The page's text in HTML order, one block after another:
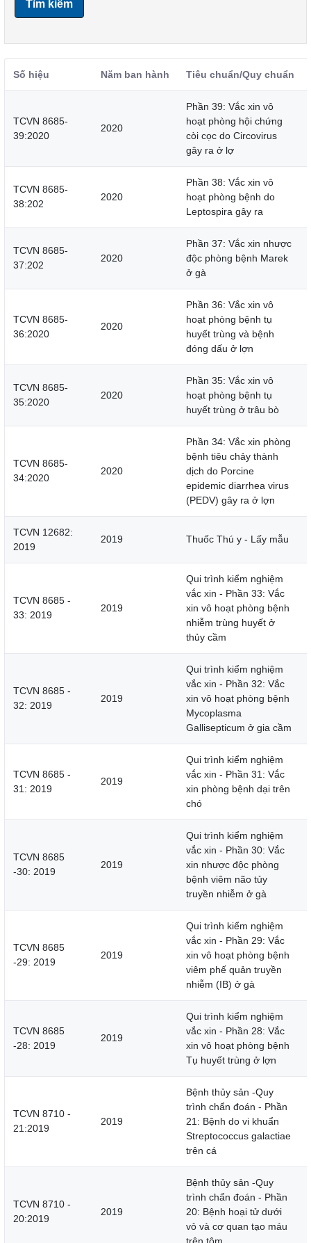
Tìm kiếm
Số hiệu Năm ban hành Tiêu chuẩn/Quy chuẩn
TCVN 8685-
39:2020
2020
Phần 39: Vắc xin vô
hoạt phòng hội chứng
còi cọc do Circovirus
gây ra ở lợ
TCVN 8685-
38:202
2020
Phần 38: Vắc xin vô
hoạt phòng bệnh do
Leptospira gây ra
TCVN 8685-
37:202
2020
Phần 37: Vắc xin nhược
độc phòng bệnh Marek
ở gà
TCVN 8685-
36:2020
2020
Phần 36: Vắc xin vô
hoạt phòng bệnh tụ
huyết trùng và bệnh
đóng dấu ở lợn
TCVN 8685-
35:2020
2020
Phần 35: Vắc xin vô
hoạt phòng bệnh tụ
huyết trùng ở trâu bò
TCVN 8685-
34:2020
2020
Phần 34: Vắc xin phòng
bệnh tiêu chảy thành
dịch do Porcine
epidemic diarrhea virus
(PEDV) gây ra ở lợn
TCVN 12682:
2019
2019 Thuốc Thú y - Lấy mẫu
TCVN 8685 -
33: 2019
2019
Qui trình kiểm nghiệm
vắc xin - Phần 33: Vắc
xin vô hoạt phòng bệnh
nhiễm trùng huyết ở
thủy cầm
TCVN 8685 -
32: 2019
2019
Qui trình kiểm nghiệm
vắc xin - Phần 32: Vắc
xin vô hoạt phòng bệnh
Mycoplasma
Gallisepticum ở gia cầm
TCVN 8685 -
31: 2019
2019
Qui trình kiểm nghiệm
vắc xin - Phần 31: Vắc
xin phòng bệnh dại trên
chó
TCVN 8685
-30: 2019
2019
Qui trình kiểm nghiệm
vắc xin - Phần 30: Vắc
xin nhược độc phòng
bệnh viêm não tủy
truyền nhiễm ở gà
TCVN 8685
-29: 2019
2019
Qui trình kiểm nghiệm
vắc xin - Phần 29: Vắc
xin vô hoạt phòng bệnh
viêm phế quản truyền
nhiễm (IB) ở gà
TCVN 8685
-28: 2019
2019
Qui trình kiểm nghiệm
vắc xin - Phần 28: Vắc
xin vô hoạt phòng bệnh
Tụ huyết trùng ở lợn
TCVN 8710 -
21:2019
2019
Bệnh thủy sản -Quy
trình chẩn đoán - Phần
21: Bệnh do vi khuẩn
Streptococcus galactiae
trên cá
TCVN 8710 -
20:2019
2019
Bệnh thủy sản -Quy
trình chẩn đoán - Phần
20: Bệnh hoại tử dưới
vỏ và cơ quan tạo máu